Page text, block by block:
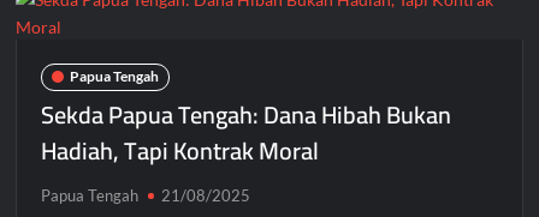
Papua Tengah
Sekda Papua Tengah: Dana Hibah Bukan
Hadiah, Tapi Kontrak Moral
Papua Tengah 21/08/2025